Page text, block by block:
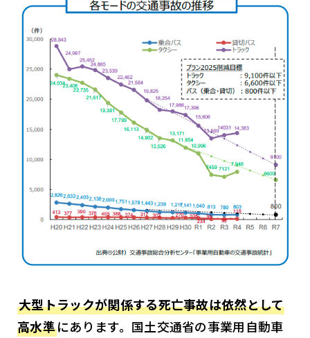
大型トラックが関係する死亡事故は依然として
高水準にあります。国土交通省の事業用自動車